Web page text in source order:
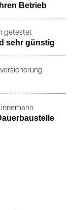
Betrieb
getestet
sehr günstig